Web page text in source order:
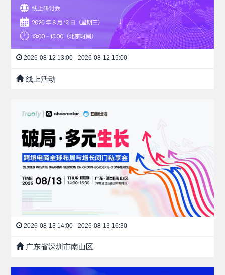
2026-08-12 13:00 - 2026-08-12 15:00
线上活动
2026-08-13 14:00 - 2026-08-13 16:30
广东省深圳市南山区